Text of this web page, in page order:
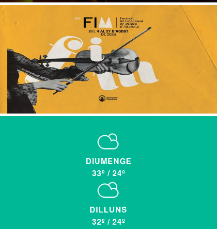
L'eclipsi 2026
DIUMENGE
33º / 24º
DILLUNS
32º / 24º